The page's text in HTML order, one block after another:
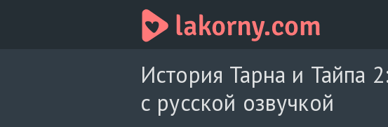
История Тарна и Тайпа
с русской озвучкой